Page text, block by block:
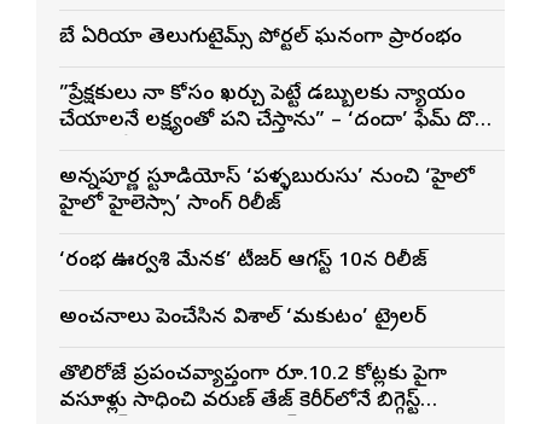
బే ఏరియా తెలుగుటైమ్స్ పోర్టల్ ఘనంగా ప్రారంభం
”ప్రేక్షకులు నా కోసం ఖర్చు పెట్టే డబ్బులకు న్యాయం
చేయాలనే లక్ష్యంతో పని చేస్తాను” – ‘దందా’ ఫేమ్ దొర
అన్నపూర్ణ స్టూడియోస్ ‘పళ్ళబురుసు’ నుంచి ‘హైలో
హైలో హైలెస్సా’ సాంగ్ రిలీజ్
‘రంభ ఊర్వశి మేనక’ టీజర్ ఆగస్ట్ 10న రిలీజ్
అంచనాలు పెంచేసిన విశాల్ ‘మకుటం’ ట్రైలర్
తొలిరోజే ప్రపంచవ్యాప్తంగా రూ.10.2 కోట్లకు పైగా
వసూళ్లు సాధించి వరుణ్ తేజ్ కెరీర్‌లోనే బిగ్గెస్ట్